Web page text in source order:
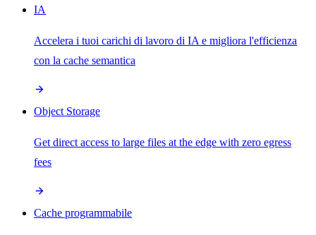
IA
Accelera i tuoi carichi di lavoro di IA e migliora l'efficienza
con la cache semantica
Object Storage
Get direct access to large files at the edge with zero egress
fees
Cache programmabile